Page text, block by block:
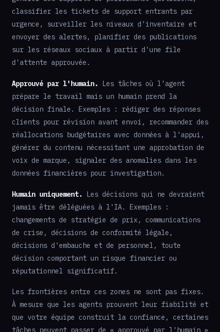
classifier les tickets de support entrants par
urgence, surveiller les niveaux d'inventaire et
envoyer des alertes, planifier des publications
sur les réseaux sociaux à partir d'une file
d'attente approuvée.
Approuvé par l'humain.
Les tâches où l'agent
prépare le travail mais un humain prend la
décision finale. Exemples : rédiger des réponses
clients pour révision avant envoi, recommander des
réallocations budgétaires avec données à l'appui,
générer du contenu nécessitant une approbation de
voix de marque, signaler des anomalies dans les
données financières pour investigation.
Humain uniquement.
Les décisions qui ne devraient
jamais être déléguées à l'IA. Exemples :
changements de stratégie de prix, communications
de crise, décisions de conformité légale,
décisions d'embauche et de personnel, toute
décision comportant un risque financier ou
réputationnel significatif.
Les frontières entre ces zones ne sont pas fixes.
À mesure que les agents prouvent leur fiabilité et
que votre équipe construit la confiance, certaines
tâches peuvent passer de « approuvé par l'humain »